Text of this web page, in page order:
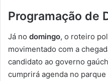
Programação de
Já no domingo, o roteiro
movimentado com a
candidato ao governo
cumprirá agenda no